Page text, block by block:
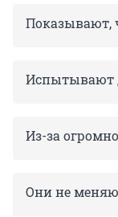
Показывают,
Испытывают
Из-за
Они не